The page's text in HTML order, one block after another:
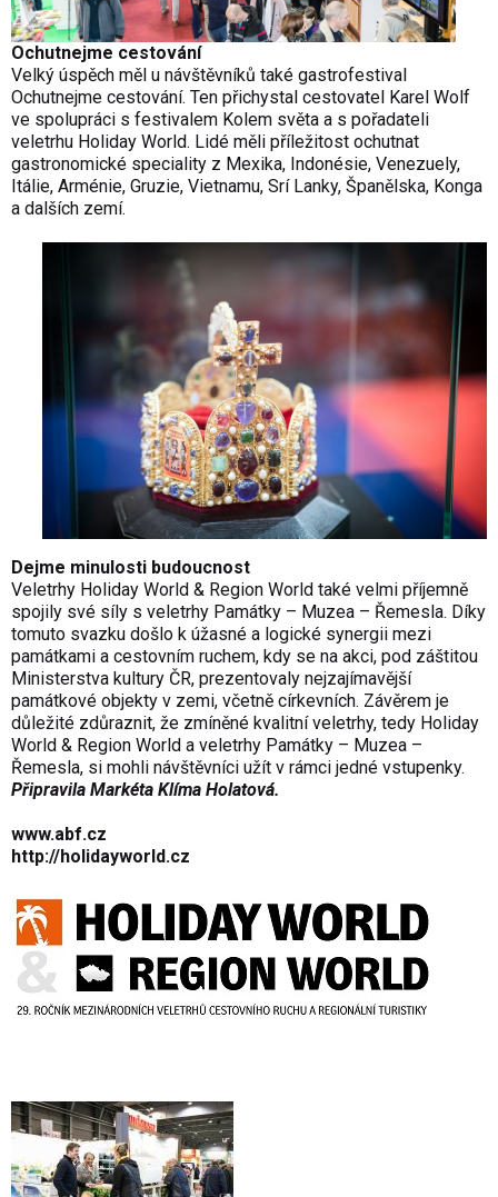
Ochutnejme cestování
Velký úspěch měl u návštěvníků také gastrofestival
Ochutnejme cestování. Ten přichystal cestovatel Karel Wolf
ve spolupráci s festivalem Kolem světa a s pořadateli
veletrhu Holiday World. Lidé měli příležitost ochutnat
gastronomické speciality z Mexika, Indonésie, Venezuely,
Itálie, Arménie, Gruzie, Vietnamu, Srí Lanky, Španělska, Konga
a dalších zemí.
Dejme minulosti budoucnost
Veletrhy Holiday World & Region World také velmi příjemně
spojily své síly s veletrhy Památky – Muzea – Řemesla. Díky
tomuto svazku došlo k úžasné a logické synergii mezi
památkami a cestovním ruchem, kdy se na akci, pod záštitou
Ministerstva kultury ČR, prezentovaly nejzajímavější
památkové objekty v zemi, včetně církevních. Závěrem je
důležité zdůraznit, že zmíněné kvalitní veletrhy, tedy Holiday
World & Region World a veletrhy Památky – Muzea –
Řemesla, si mohli návštěvníci užít v rámci jedné vstupenky.
Připravila Markéta Klíma Holatová.
www.abf.cz
http://holidayworld.cz